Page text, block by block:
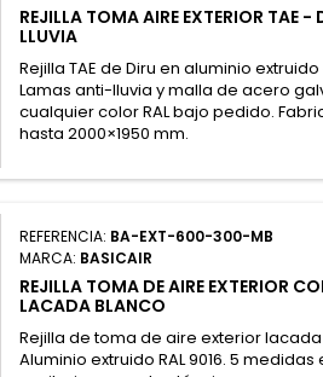
REJILLA TOMA AIRE EXTERIOR
LLUVIA
Rejilla TAE de Diru en aluminio
Lamas anti-lluvia y malla de acero
cualquier color RAL bajo pedido.
hasta 2000×1950 mm.
REFERENCIA: BA-EXT-600-300-MB
MARCA: BASICAIR
REJILLA TOMA DE AIRE EXTERIOR
LACADA BLANCO
Rejilla de toma de aire exterior
Aluminio extruido RAL 9016. 5